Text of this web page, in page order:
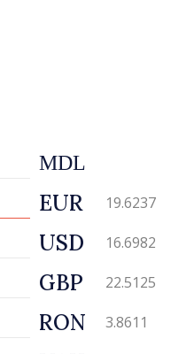
MDL
EUR 19.6237
USD 16.6982
GBP 22.5125
RON 3.8611